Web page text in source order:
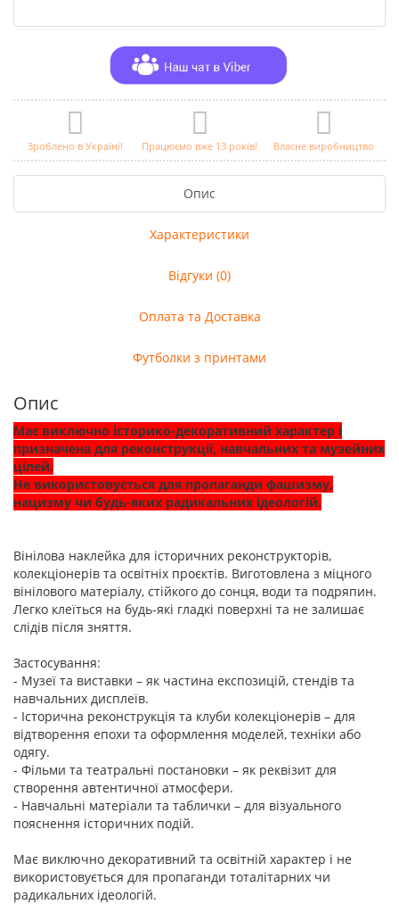
Зроблено в Україні! Працюємо вже 13 років! Власне виробництво
Опис
Характеристики
Відгуки (0)
Оплата та Доставка
Футболки з принтами
Опис
Має виключно історико-декоративний характер і
призначена для реконструкції, навчальних та музейних
цілей.
Не використовується для пропаганди фашизму,
нацизму чи будь-яких радикальних ідеологій.
Вінілова наклейка для історичних реконструкторів,
колекціонерів та освітніх проєктів. Виготовлена з міцного
вінілового матеріалу, стійкого до сонця, води та подряпин.
Легко клеїться на будь-які гладкі поверхні та не залишає
слідів після зняття.
Застосування:
- Музеї та виставки – як частина експозицій, стендів та
навчальних дисплеїв.
- Історична реконструкція та клуби колекціонерів – для
відтворення епохи та оформлення моделей, техніки або
одягу.
- Фільми та театральні постановки – як реквізит для
створення автентичної атмосфери.
- Навчальні матеріали та таблички – для візуального
пояснення історичних подій.
Має виключно декоративний та освітній характер і не
використовується для пропаганди тоталітарних чи
радикальних ідеологій.